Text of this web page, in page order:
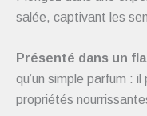
salée, captivant les
Présenté dans un
qu’un simple parfum :
propriétés